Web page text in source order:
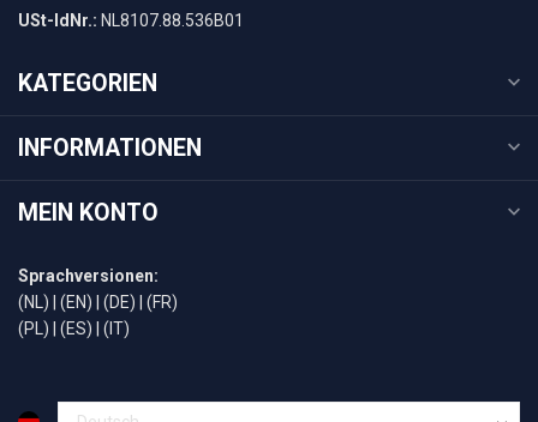
USt-IdNr.: NL8107.88.536B01
KATEGORIEN
INFORMATIONEN
MEIN KONTO
Sprachversionen:
(NL)
(EN) (DE)
(FR)
(PL)
(ES) (IT)